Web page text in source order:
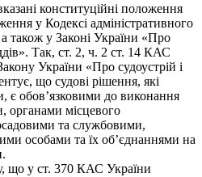
конституційні положення
у Кодексі адміністративного
також у Законі України «Про
Так, ст. 2, ч. 2 ст. 14 КАС
України «Про судоустрій і
що судові рішення, які
є обов’язковими до виконання
органами місцевого
та службовими,
особами та їх об’єднаннями на
що у ст. 370 КАС України